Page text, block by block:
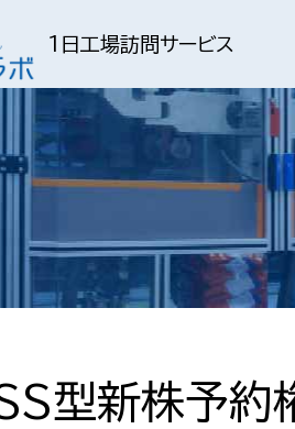
1日工場訪問サービス
型新株予約